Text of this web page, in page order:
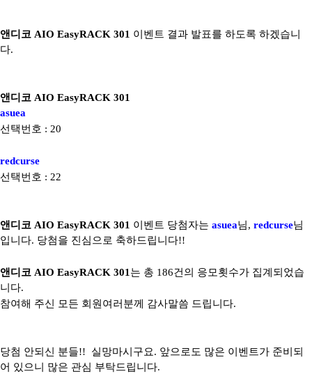
앤디코 AIO EasyRACK 301 이벤트 결과 발표를 하도록 하겠습니
다.
앤디코 AIO EasyRACK 301
asuea
선택번호 : 20
redcurse
선택번호 : 22
앤디코 AIO EasyRACK 301 이벤트 당첨자는 asuea님, redcurse님
입니다. 당첨을 진심으로 축하드립니다!!
앤디코 AIO EasyRACK 301 는 총 186건의 응모횟수가 집계되었습
니다.
참여해 주신 모든 회원여러분께 감사말씀 드립니다.
당첨 안되신 분들!! 실망마시구요. 앞으로도 많은 이벤트가 준비되
어 있으니 많은 관심 부탁드립니다.